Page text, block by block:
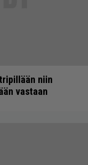
niin
vastaan